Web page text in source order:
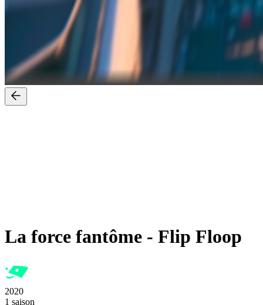
La force fantôme - Flip Floop
2020
1 saison